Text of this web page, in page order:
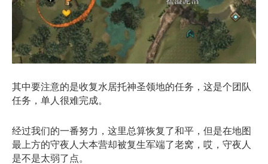
其中要注意的是收复水居托神圣领地的任务，这是个团队
任务，单人很难完成。
经过我们的一番努力，这里总算恢复了和平，但是在地图
最上方的守夜人大本营却被复生军端了老窝，哎，守夜人
是不是太弱了点。